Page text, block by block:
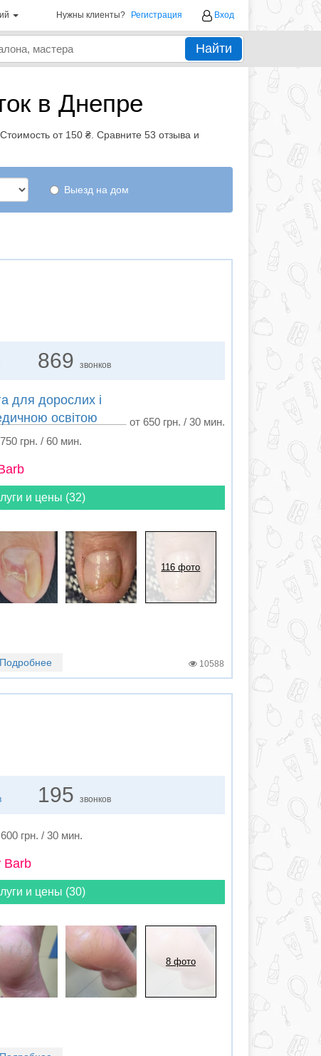
Нужны клиенты? Регистрация Вход
Найти
в Днепре
от 150 ₴. Сравните 53 отзыва и
Выезд на дом
869 звонков
для дорослих і
освітою
от 650 грн. / 30 мин.
грн. / 60 мин.
и цены (32)
116 фото
Подробнее 10588
195 звонков
600 грн. / 30 мин.
Barb
и цены (30)
8 фото